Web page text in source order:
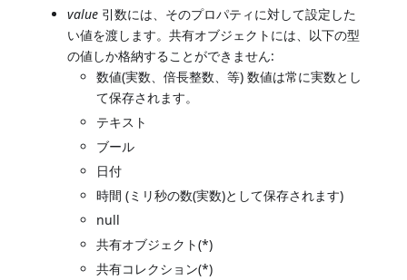
value 引数には、そのプロパティに対して設定した
い値を渡します。共有オブジェクトには、以下の型
の値しか格納することができません:
数値(実数、倍長整数、等) 数値は常に実数とし
て保存されます。
テキスト
ブール
日付
時間 (ミリ秒の数(実数)として保存されます)
null
共有オブジェクト(*)
共有コレクション(*)